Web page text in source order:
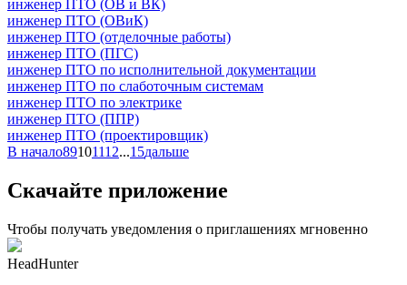
инженер ПТО (ОВ и ВК)
инженер ПТО (ОВиК)
инженер ПТО (отделочные работы)
инженер ПТО (ПГС)
инженер ПТО по исполнительной документации
инженер ПТО по слаботочным системам
инженер ПТО по электрике
инженер ПТО (ППР)
инженер ПТО (проектировщик)
В начало89101112...15дальше
Скачайте приложение
Чтобы получать уведомления о приглашениях мгновенно
HeadHunter